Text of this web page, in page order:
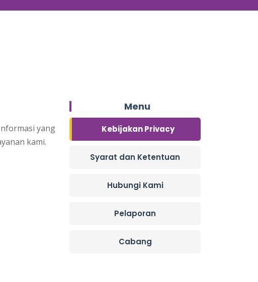
yang
kami.
Menu
Kebijakan Privacy
Syarat dan Ketentuan
Hubungi Kami
Pelaporan
Cabang